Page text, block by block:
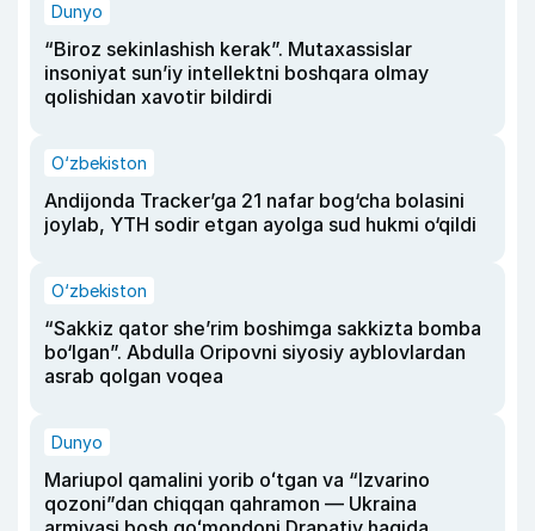
Dunyo
“Biroz sekinlashish kerak”. Mutaxassislar
insoniyat sun’iy intellektni boshqara olmay
qolishidan xavotir bildirdi
O‘zbekiston
Andijonda Tracker’ga 21 nafar bog‘cha bolasini
joylab, YTH sodir etgan ayolga sud hukmi o‘qildi
O‘zbekiston
“Sakkiz qator she’rim boshimga sakkizta bomba
bo‘lgan”. Abdulla Oripovni siyosiy ayblovlardan
asrab qolgan voqea
Dunyo
Mariupol qamalini yorib oʻtgan va “Izvarino
qozoni”dan chiqqan qahramon — Ukraina